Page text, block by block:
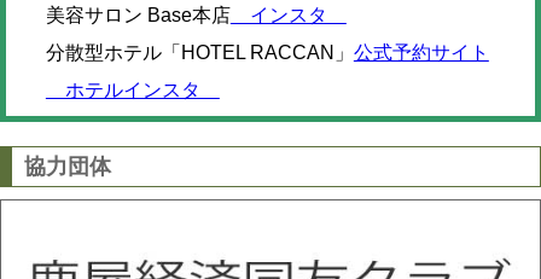
美容サロン Base本店インスタ
分散型ホテル「HOTEL RACCAN」 公式予約サイト
ホテルインスタ
協力団体